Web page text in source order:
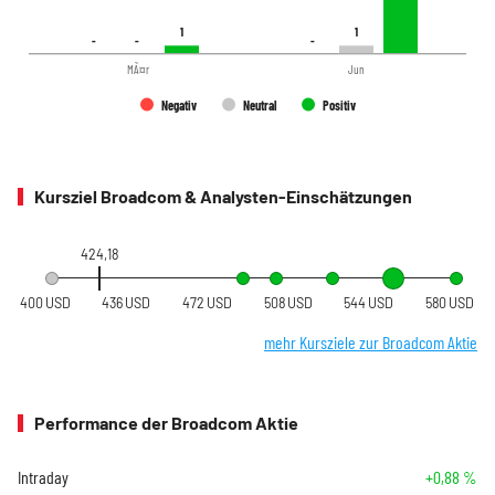
-- --
--
11
11
Negativ Neutral Positiv
MÃ¤r Jun
Kursziel Broadcom & Analysten-Einschätzungen
424,18
400 USD 436 USD 472 USD 508 USD 544 USD 580 USD
mehr Kursziele zur Broadcom Aktie
Performance der Broadcom Aktie
Intraday +0,88 %